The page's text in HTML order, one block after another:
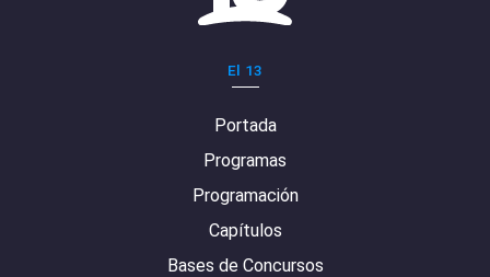
El 13
Portada
Programas
Programación
Capítulos
Bases de Concursos